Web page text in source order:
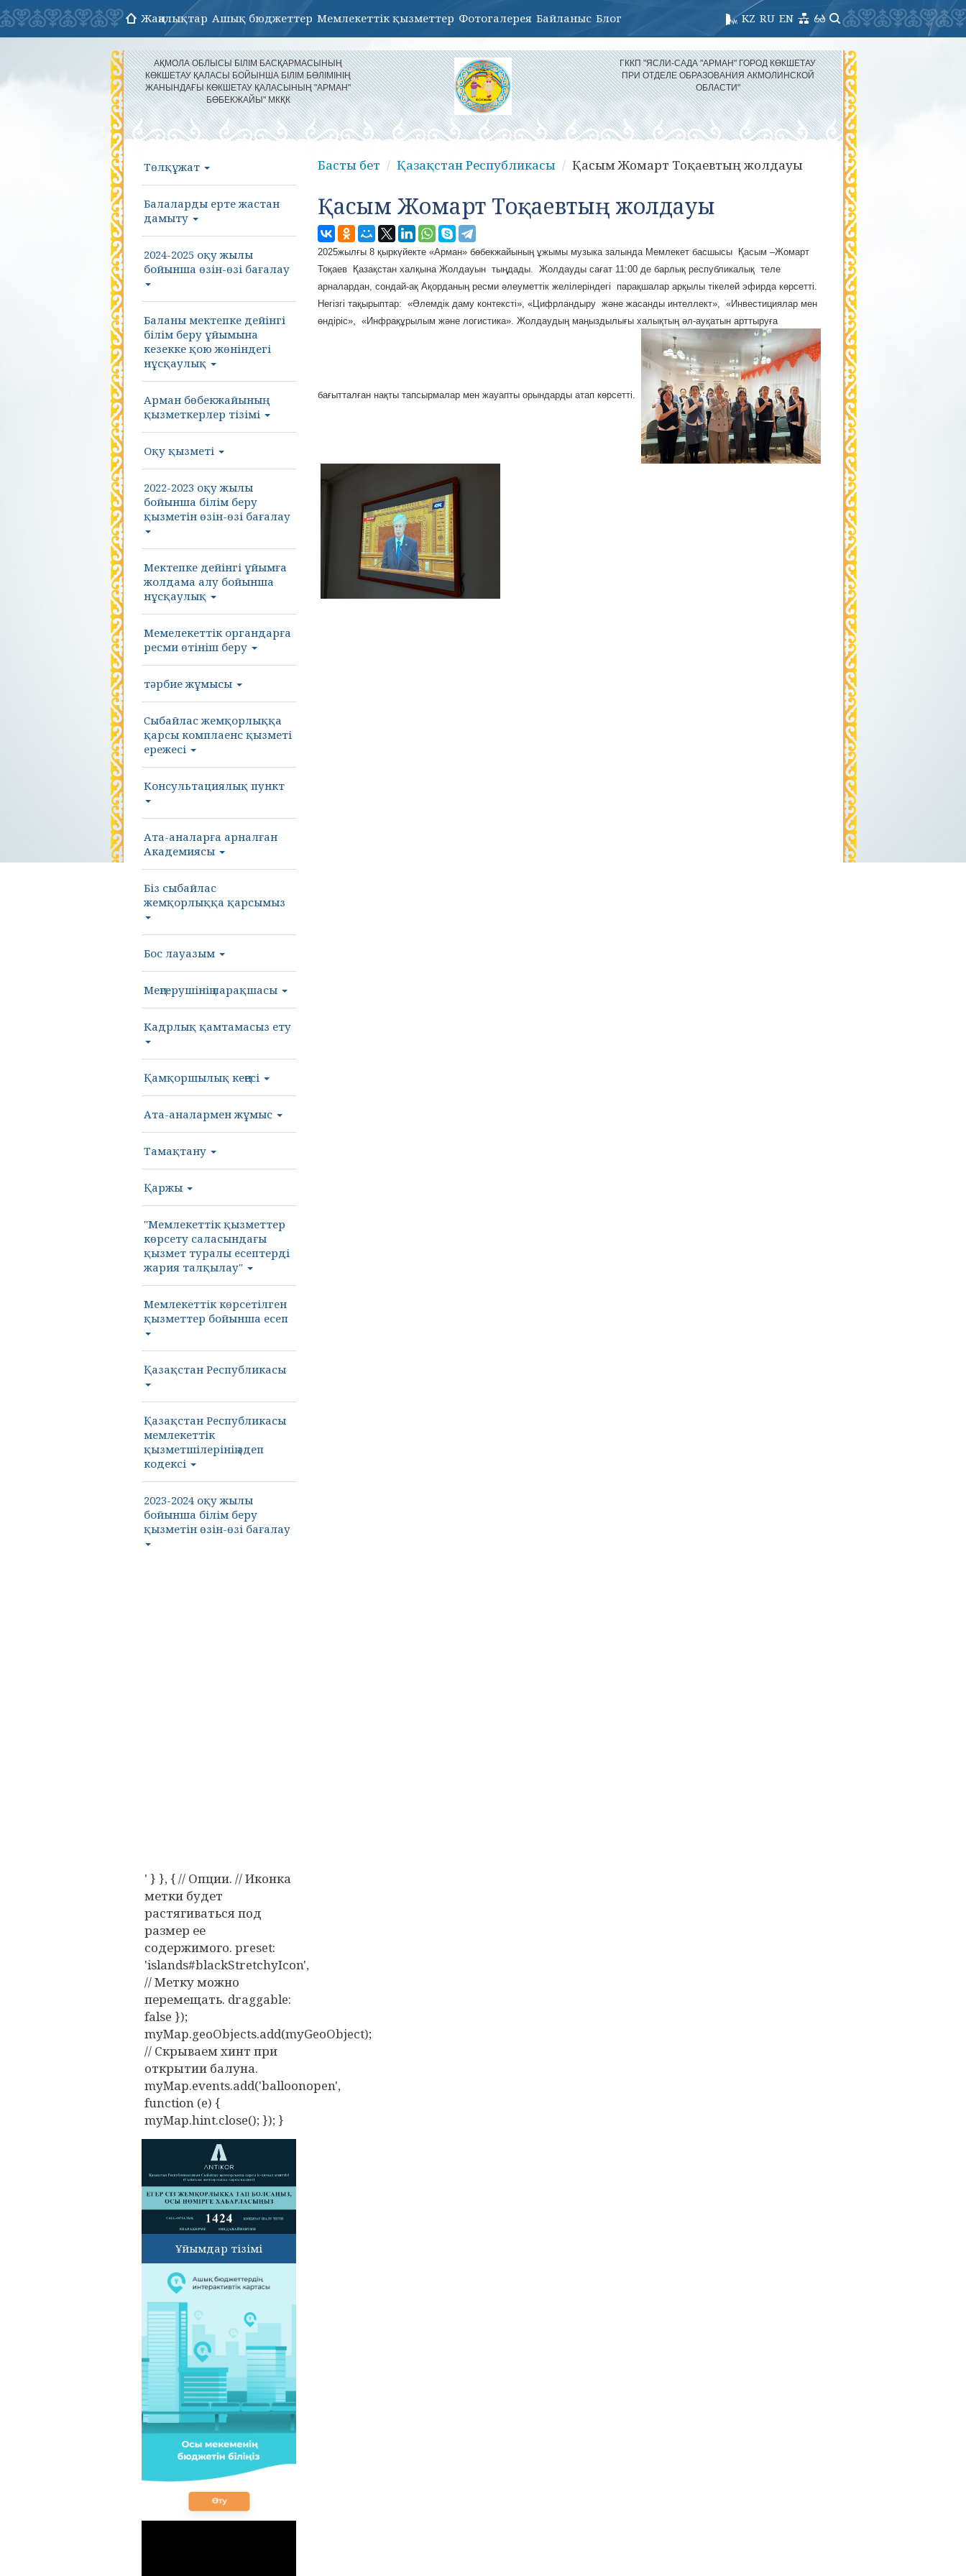
Жаңалықтар Ашық бюджеттер Мемлекеттік қызметтер Фотогалерея Байланыс Блог EN
RU
KZ
АҚМОЛА ОБЛЫСЫ БІЛІМ БАСҚАРМАСЫНЫҢ
КӨКШЕТАУ ҚАЛАСЫ БОЙЫНША БІЛІМ БӨЛІМІНІҢ
ЖАНЫНДАҒЫ КӨКШЕТАУ ҚАЛАСЫНЫҢ "АРМАН"
БӨБЕКЖАЙЫ" МКҚК
ГККП "ЯСЛИ-САДА "АРМАН" ГОРОД КӨКШЕТАУ
ПРИ ОТДЕЛЕ ОБРАЗОВАНИЯ АКМОЛИНСКОЙ
ОБЛАСТИ"
Төлқұжат
Балаларды ерте жастан
дамыту
2024-2025 оқу жылы
бойынша өзін-өзі бағалау
Баланы мектепке дейінгі
білім беру ұйымына
кезекке қою жөніндегі
нұсқаулық
Арман бөбекжайының
қызметкерлер тізімі
Оқу қызметі
2022-2023 оқу жылы
бойынша білім беру
қызметін өзін-өзі бағалау
Мектепке дейінгі ұйымға
жолдама алу бойынша
нұсқаулық
Мемелекеттік органдарға
ресми өтініш беру
тәрбие жұмысы
Cыбайлас жемқорлыққа
қарсы комплаенс қызметі
ережесі
Консультациялық пункт
Ата-аналарға арналған
Академиясы
Біз сыбайлас
жемқорлыққа қарсымыз
Бос лауазым
Меңгерушінің парақшасы
Кадрлық қамтамасыз ету
Қамқоршылық кеңесі
Ата-аналармен жұмыс
Тамақтану
Қаржы
"Мемлекеттік қызметтер
көрсету саласындағы
қызмет туралы есептерді
жария талқылау"
Мемлекеттік көрсетілген
қызметтер бойынша есеп
Қазақстан Республикасы
Қазақстан Республикасы
мемлекеттік
қызметшілерінің әдеп
кодексі
2023-2024 оқу жылы
бойынша білім беру
қызметін өзін-өзі бағалау
' } }, { // Опции. // Иконка
метки будет
растягиваться под
размер ее
содержимого. preset:
'islands#blackStretchyIcon',
// Метку можно
перемещать. draggable:
false });
myMap.geoObjects.add(myGeoObject);
// Скрываем хинт при
открытии балуна.
myMap.events.add('balloonopen',
function (e) {
myMap.hint.close(); }); }
Ұйымдар тізімі
Басты бет Қазақстан Республикасы Қасым Жомарт Тоқаевтың жолдауы
Қасым Жомарт Тоқаевтың жолдауы
2025жылғы 8 қыркүйекте «Арман» бөбекжайының ұжымы музыка залында Мемлекет басшысы Қасым –Жомарт
Тоқаев Қазақстан халқына Жолдауын тыңдады. Жолдауды сағат 11:00 де барлық республикалық теле
арналардан, сондай-ақ Ақорданың ресми әлеуметтік желілеріндегі парақшалар арқылы тікелей эфирда көрсетті.
Негізгі тақырыптар: «Әлемдік даму контексті», «Цифрландыру және жасанды интеллект», «Инвестициялар мен
өндіріс», «Инфрақұрылым және логистика». Жолдаудың маңыздылығы халықтың әл-ауқатын арттыруға
бағытталған нақты тапсырмалар мен жауапты орындарды атап көрсетті.